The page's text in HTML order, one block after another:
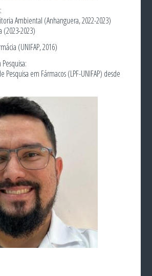
Ambiental (Anhanguera, 2022-2023)
2023)
(UNIFAP, 2016)
Pesquisa em Fármacos (LPF-UNIFAP) desde